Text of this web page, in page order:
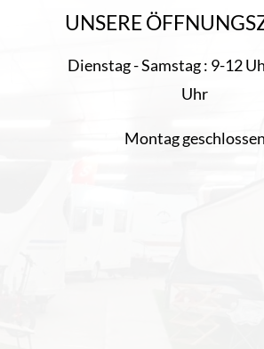
UNSERE
Dienstag - Samstag : 9-12
Uhr
Montag geschlossen